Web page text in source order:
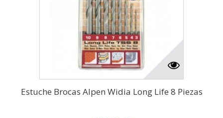
Estuche Brocas Alpen Widia Long Life 8 Piezas